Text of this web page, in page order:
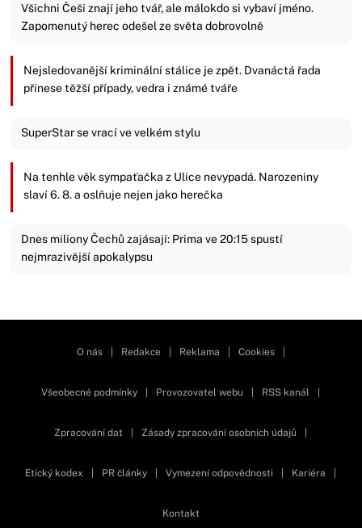
Všichni Češi znají jeho tvář, ale málokdo si vybaví jméno.
Zapomenutý herec odešel ze světa dobrovolně
Nejsledovanější kriminální stálice je zpět. Dvanáctá řada
přinese těžší případy, vedra i známé tváře
SuperStar se vrací ve velkém stylu
Na tenhle věk sympaťačka z Ulice nevypadá. Narozeniny
slaví 6. 8. a oslňuje nejen jako herečka
Dnes miliony Čechů zajásají: Prima ve 20:15 spustí
nejmrazivější apokalypsu
O nás Redakce Reklama Cookies
Všeobecné podmínky Provozovatel webu RSS kanál
Zpracování dat Zásady zpracování osobních údajů
Etický kodex PR články Vymezení odpovědnosti Kariéra
Kontakt